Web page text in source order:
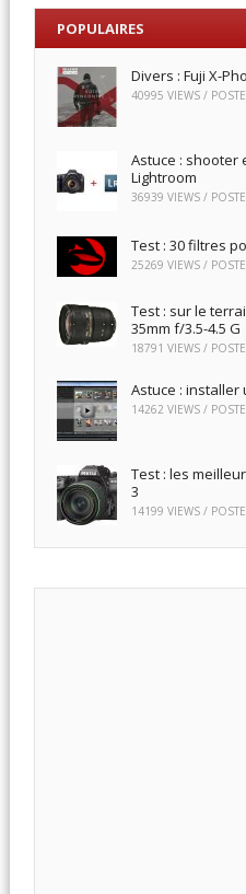
POPULAIRES
Divers : Fuji X-
40995 VIEWS /
Astuce : shooter
Lightroom
36939 VIEWS /
Test : 30 filtres
25269 VIEWS /
Test : sur le
35mm f/3.5-4.5 G
18791 VIEWS /
Astuce : installer
14262 VIEWS /
Test : les
3
14199 VIEWS /